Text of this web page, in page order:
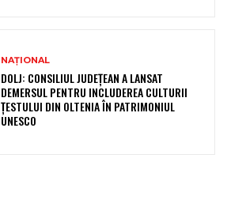
NAȚIONAL
DOLJ: CONSILIUL JUDEȚEAN A LANSAT
DEMERSUL PENTRU INCLUDEREA CULTURII
ȚESTULUI DIN OLTENIA ÎN PATRIMONIUL
UNESCO